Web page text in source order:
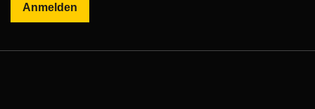
Anmelden